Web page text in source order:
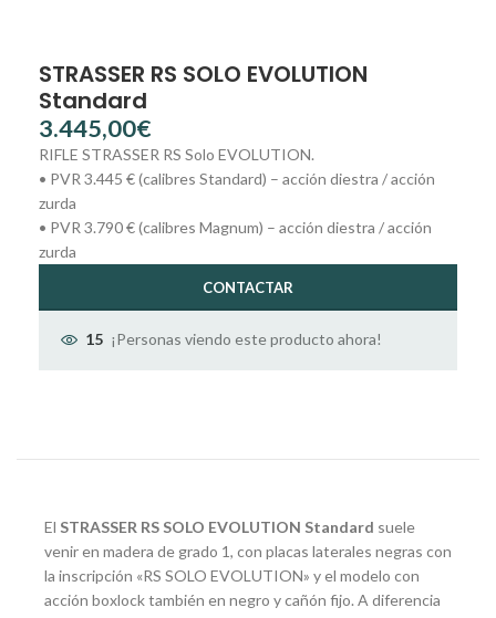
STRASSER RS SOLO EVOLUTION
Standard
€
RIFLE STRASSER RS Solo EVOLUTION.
• PVR 3.445 € (calibres Standard) – acción diestra / acción
zurda
• PVR 3.790 € (calibres Magnum) – acción diestra / acción
zurda
CONTACTAR
15 ¡Personas viendo este producto ahora!
El STRASSER RS SOLO EVOLUTION Standard suele
venir en madera de grado 1, con placas laterales negras con
la inscripción «RS SOLO EVOLUTION» y el modelo con
acción boxlock también en negro y cañón fijo. A diferencia